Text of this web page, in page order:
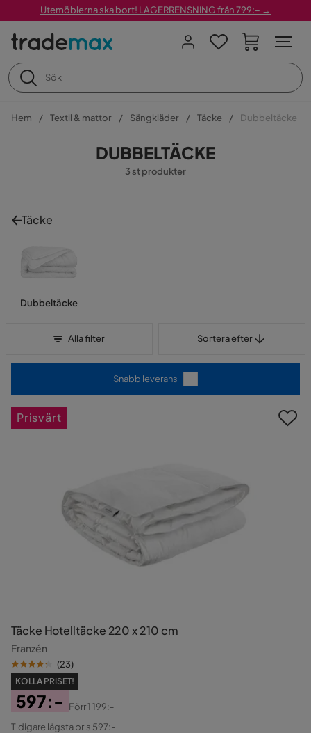
Utemöblerna ska bort! LAGERRENSNING från 799:– →
Hem Textil & mattor Sängkläder Täcke Dubbeltäcke
DUBBELTÄCKE
3 st produkter
Täcke
Dubbeltäcke
Alla filter Sortera efter
Snabb leverans
Täcke Hotelltäcke 220 x 210 cm
Franzén
(23)
KOLLA PRISET!
Pris
597:-
Original
Förr1 199:-
Tidigare lägsta pris 597:-
Prisvärt